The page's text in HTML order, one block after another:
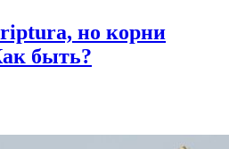
но корни
быть?